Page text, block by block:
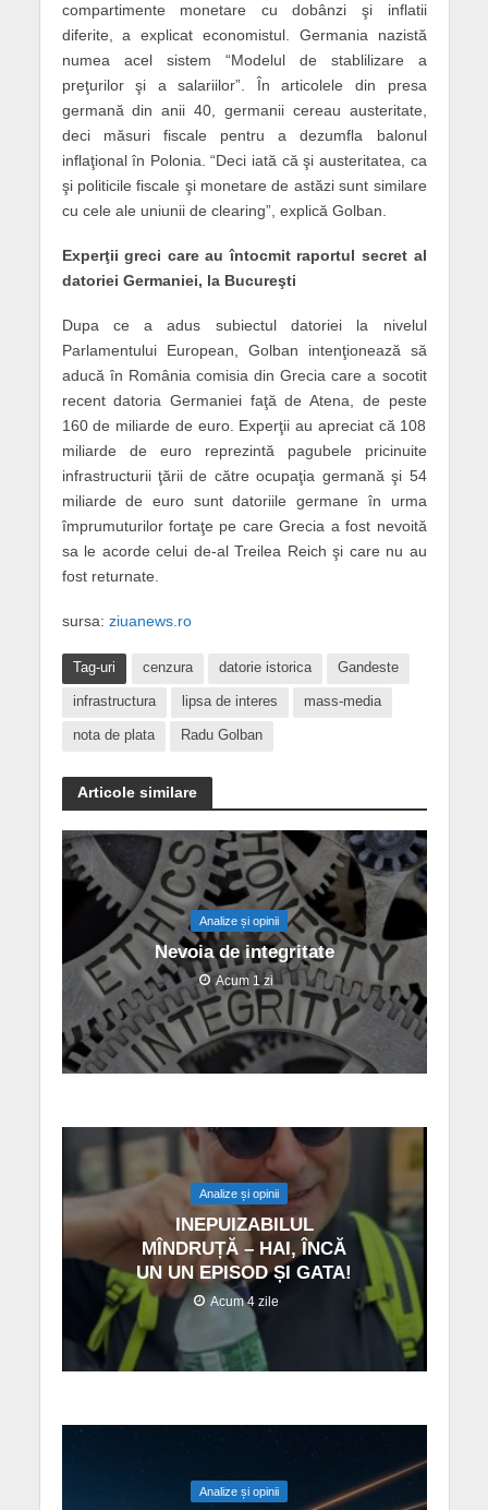
compartimente monetare cu dobânzi şi inflatii
diferite, a explicat economistul. Germania nazistă
numea acel sistem “Modelul de stablilizare a
preţurilor şi a salariilor”. În articolele din presa
germană din anii 40, germanii cereau austeritate,
deci măsuri fiscale pentru a dezumfla balonul
inflaţional în Polonia. “Deci iată că şi austeritatea, ca
şi politicile fiscale şi monetare de astăzi sunt similare
cu cele ale uniunii de clearing”, explică Golban.
Experţii greci care au întocmit raportul secret al
datoriei Germaniei, la Bucureşti
Dupa ce a adus subiectul datoriei la nivelul
Parlamentului European, Golban intenţionează să
aducă în România comisia din Grecia care a socotit
recent datoria Germaniei faţă de Atena, de peste
160 de miliarde de euro. Experţii au apreciat că 108
miliarde de euro reprezintă pagubele pricinuite
infrastructurii ţării de către ocupaţia germană şi 54
miliarde de euro sunt datoriile germane în urma
împrumuturilor fortaţe pe care Grecia a fost nevoită
sa le acorde celui de-al Treilea Reich şi care nu au
fost returnate.
sursa: ziuanews.ro
Tag-uri cenzura datorie istorica Gandeste
infrastructura lipsa de interes mass-media
nota de plata Radu Golban
Articole similare
Analize și opinii
Nevoia de integritate
Acum 1 zi
Analize și opinii
INEPUIZABILUL
MÎNDRUȚĂ – HAI, ÎNCĂ
UN UN EPISOD ȘI GATA!
Acum 4 zile
Analize și opinii